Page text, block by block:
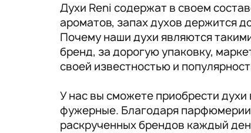
Духи Reni содержат в своем
ароматов, запах духов держится
Почему наши духи являются
бренд, за дорогую упаковку,
своей известностью и
У нас вы сможете приобрести
фужерные. Благодаря парфюмерии
раскрученных брендов каждый